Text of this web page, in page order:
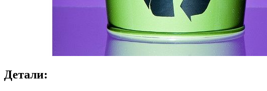
Детали: